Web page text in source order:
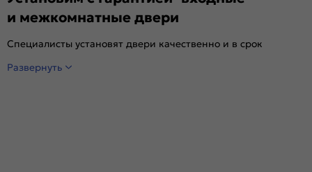
и межкомнатные двери
Специалисты установят двери качественно и в срок
Развернуть